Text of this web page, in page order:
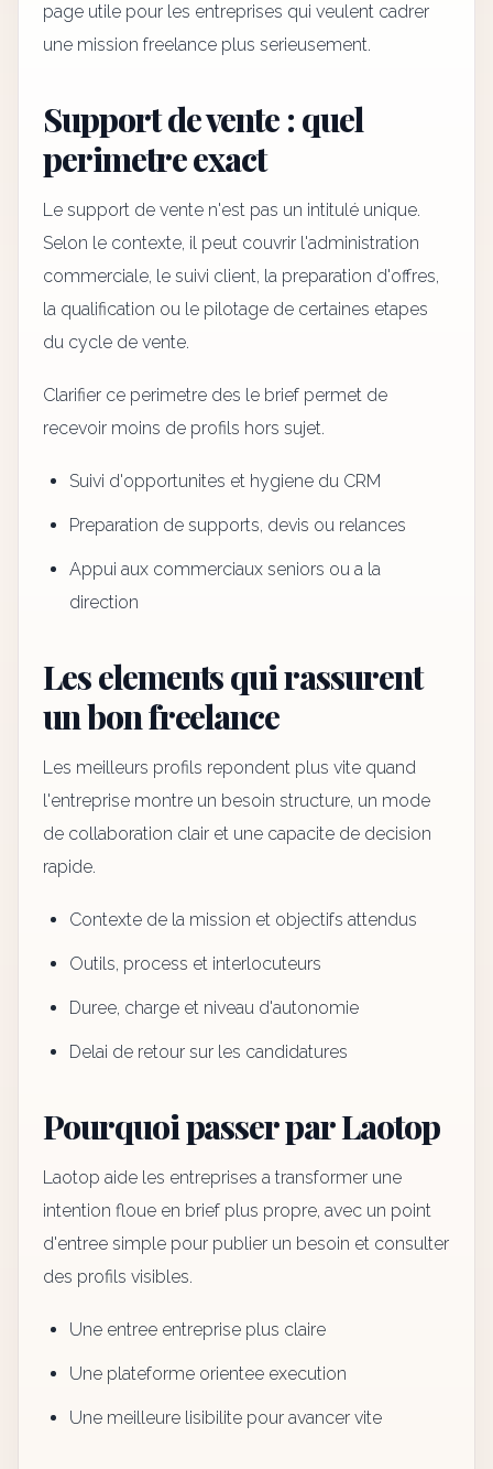
page utile pour les entreprises qui veulent cadrer
une mission freelance plus serieusement.
Support de vente : quel
perimetre exact
Le support de vente n'est pas un intitulé unique.
Selon le contexte, il peut couvrir l'administration
commerciale, le suivi client, la preparation d'offres,
la qualification ou le pilotage de certaines etapes
du cycle de vente.
Clarifier ce perimetre des le brief permet de
recevoir moins de profils hors sujet.
Suivi d'opportunites et hygiene du CRM
Preparation de supports, devis ou relances
Appui aux commerciaux seniors ou a la
direction
Les elements qui rassurent
un bon freelance
Les meilleurs profils repondent plus vite quand
l'entreprise montre un besoin structure, un mode
de collaboration clair et une capacite de decision
rapide.
Contexte de la mission et objectifs attendus
Outils, process et interlocuteurs
Duree, charge et niveau d'autonomie
Delai de retour sur les candidatures
Pourquoi passer par Laotop
Laotop aide les entreprises a transformer une
intention floue en brief plus propre, avec un point
d'entree simple pour publier un besoin et consulter
des profils visibles.
Une entree entreprise plus claire
Une plateforme orientee execution
Une meilleure lisibilite pour avancer vite